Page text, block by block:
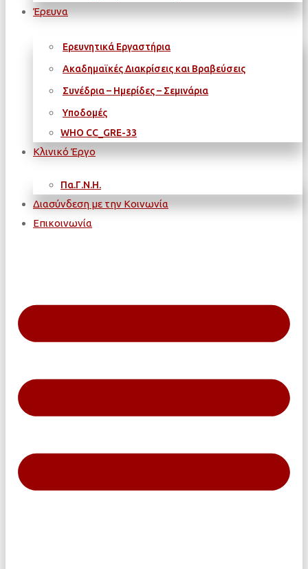
Έρευνα
Ερευνητικά Εργαστήρια
Ακαδημαϊκές Διακρίσεις και Βραβεύσεις
Συνέδρια – Ημερίδες – Σεμινάρια
Υποδομές
WΗΟ CC_GRE-33
Κλινικό Έργο
Πα.Γ.Ν.Η.
Διασύνδεση με την Κοινωνία
Επικοινωνία